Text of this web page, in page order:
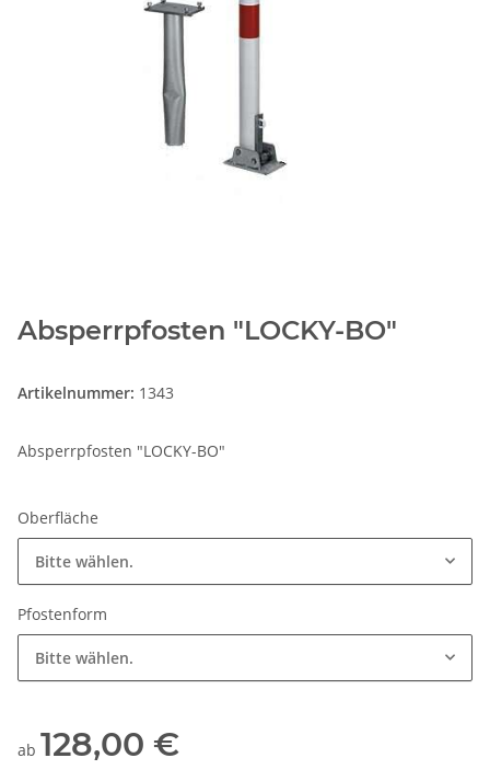
Absperrpfosten "LOCKY-BO"
Artikelnummer: 1343
Absperrpfosten "LOCKY-BO"
Oberfläche
Bitte wählen.
Pfostenform
Bitte wählen.
ab 128,00 €